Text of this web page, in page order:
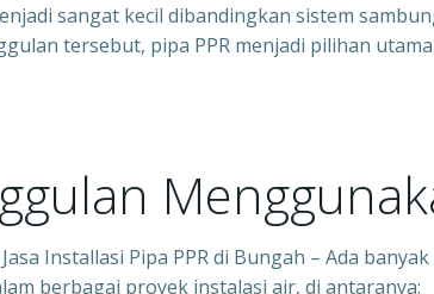
sangat kecil dibandingkan sistem
tersebut, pipa PPR menjadi pilihan
Jasa Installasi Pipa PPR di Bungah – Ada
berbagai proyek instalasi air, di antaranya: